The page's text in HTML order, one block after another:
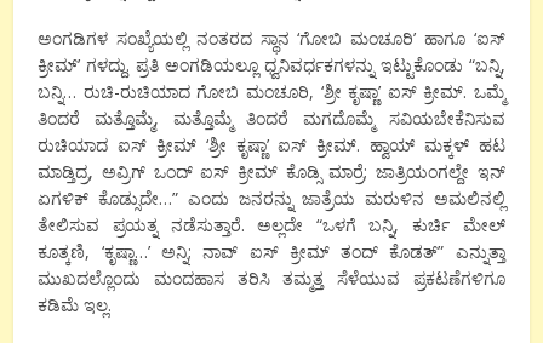
ಅಂಗಡಿಗಳ ಸಂಖ್ಯೆಯಲ್ಲಿ ನಂತರದ ಸ್ಥಾನ ‘ಗೋಬಿ ಮಂಚೂರಿ’ ಹಾಗೂ ‘ಐಸ್
ಕ್ರೀಮ್’ ಗಳದ್ದು. ಪ್ರತಿ ಅಂಗಡಿಯಲ್ಲೂ ಧ್ವನಿವರ್ಧಕಗಳನ್ನು ಇಟ್ಟುಕೊಂಡು “ಬನ್ನಿ,
ಬನ್ನಿ… ರುಚಿ-ರುಚಿಯಾದ ಗೋಬಿ ಮಂಚೂರಿ, ‘ಶ್ರೀ ಕೃಷ್ಣಾ’ ಐಸ್ ಕ್ರೀಮ್. ಒಮ್ಮೆ
ತಿಂದರೆ ಮತ್ತೊಮ್ಮೆ, ಮತ್ತೊಮ್ಮೆ ತಿಂದರೆ ಮಗದೊಮ್ಮೆ ಸವಿಯಬೇಕೆನಿಸುವ
ರುಚಿಯಾದ ಐಸ್ ಕ್ರೀಮ್ ‘ಶ್ರೀ ಕೃಷ್ಣಾ’ ಐಸ್ ಕ್ರೀಮ್. ಹ್ವಾಯ್ ಮಕ್ಕಳ್ ಹಟ
ಮಾಡ್ತಿದ್ರ, ಅವ್ರಿಗ್ ಒಂದ್ ಐಸ್ ಕ್ರೀಮ್ ಕೊಡ್ಸಿ ಮಾರ್ರೆ; ಜಾತ್ರಿಯಂಗಲ್ದೇ ಇನ್
ಏಗಳಿಕ್ ಕೊಡ್ಸುದೇ…” ಎಂದು ಜನರನ್ನು ಜಾತ್ರೆಯ ಮರುಳಿನ ಅಮಲಿನಲ್ಲಿ
ತೇಲಿಸುವ ಪ್ರಯತ್ನ ನಡೆಸುತ್ತಾರೆ. ಅಲ್ಲದೇ “ಒಳಗೆ ಬನ್ನಿ, ಕುರ್ಚಿ ಮೇಲ್
ಕೂತ್ಕಣಿ, ‘ಕೃಷ್ಣಾ…’ ಅನ್ನಿ; ನಾವ್ ಐಸ್ ಕ್ರೀಮ್ ತಂದ್ ಕೊಡತ್” ಎನ್ನುತ್ತಾ
ಮುಖದಲ್ಲೊಂದು ಮಂದಹಾಸ ತರಿಸಿ ತಮ್ಮತ್ತ ಸೆಳೆಯುವ ಪ್ರಕಟಣೆಗಳಿಗೂ
ಕಡಿಮೆ ಇಲ್ಲ.